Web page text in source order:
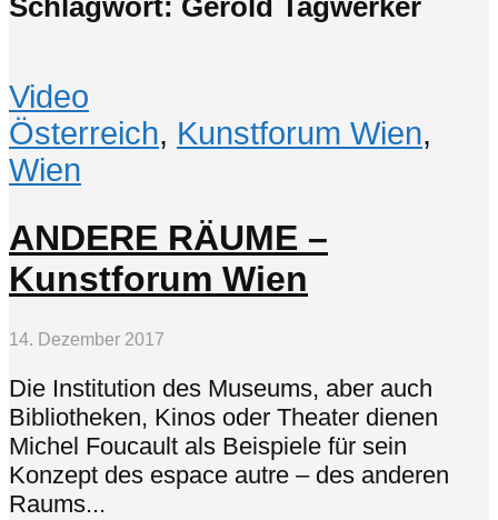
Video
Österreich, Kunstforum Wien,
Wien
ANDERE RÄUME –
Kunstforum Wien
14. Dezember 2017
Die Institution des Museums, aber auch
Bibliotheken, Kinos oder Theater dienen
Michel Foucault als Beispiele für sein
Konzept des espace autre – des anderen
Raums...